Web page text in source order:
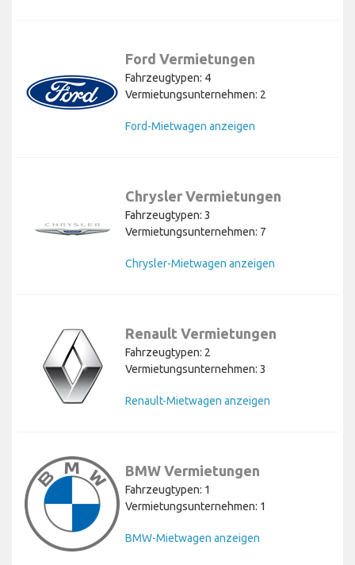
Ford Vermietungen
Fahrzeugtypen: 4
Vermietungsunternehmen: 2
Ford-Mietwagen anzeigen
Chrysler Vermietungen
Fahrzeugtypen: 3
Vermietungsunternehmen: 7
Chrysler-Mietwagen anzeigen
Renault Vermietungen
Fahrzeugtypen: 2
Vermietungsunternehmen: 3
Renault-Mietwagen anzeigen
BMW Vermietungen
Fahrzeugtypen: 1
Vermietungsunternehmen: 1
BMW-Mietwagen anzeigen